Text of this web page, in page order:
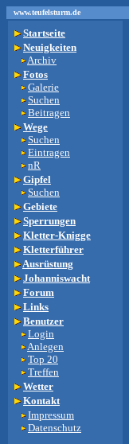
www.teufelsturm.de
Startseite
Neuigkeiten
Archiv
Fotos
Galerie
Suchen
Beitragen
Wege
Suchen
Eintragen
nR
Gipfel
Suchen
Gebiete
Sperrungen
Kletter-Knigge
Kletterführer
Ausrüstung
Johanniswacht
Forum
Links
Benutzer
Login
Anlegen
Top 20
Treffen
Wetter
Kontakt
Impressum
Datenschutz